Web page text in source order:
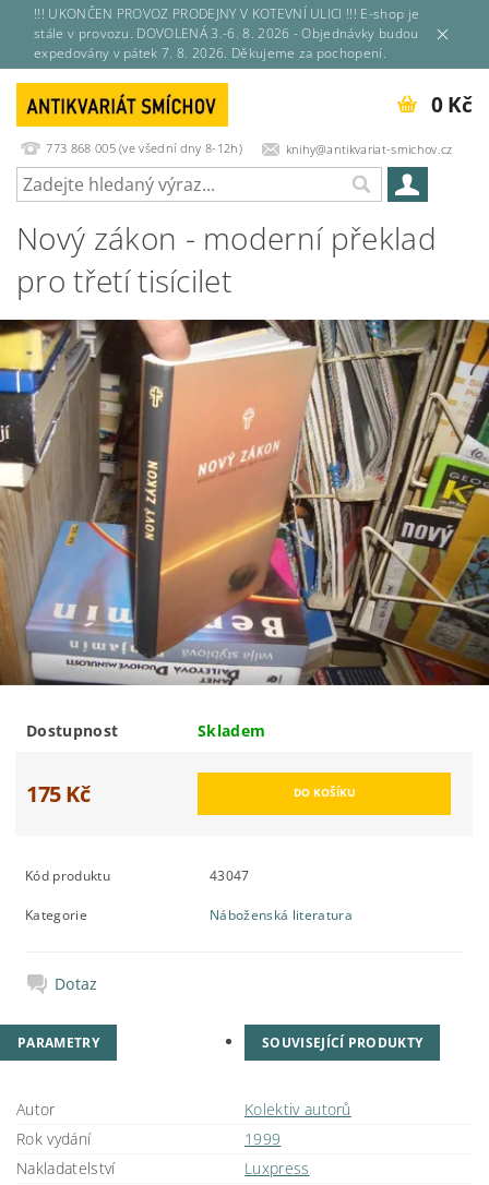
!!! UKONČEN PROVOZ PRODEJNY V KOTEVNÍ ULICI !!! E-shop je
stále v provozu. DOVOLENÁ 3.-6. 8. 2026 - Objednávky budou
expedovány v pátek 7. 8. 2026. Děkujeme za pochopení.
773 868 005 (ve všední dny 8-12h) knihy@antikvariat-smichov.cz
0 Kč
Nový zákon - moderní překlad
pro třetí tisícilet
Dostupnost Skladem
175 Kč
Kód produktu 43047
Kategorie Náboženská literatura
Dotaz
PARAMETRY SOUVISEJÍCÍ PRODUKTY
Autor
Kolektiv autorů
Rok vydání
1999
Nakladatelství
Luxpress